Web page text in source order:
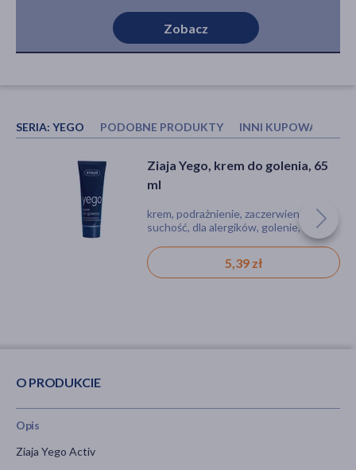
Zobacz
SERIA: YEGO PODOBNE PRODUKTY INNI KUPOWALI
L'Erboristica Uomo, Szampon,
żel pod prysznic dla mężczyzn,
żel, zabrudzenia
20,99 zł
Ziaja Yego Sport, żel pod
prysznic dla mężczyzn, 300 ml
żel, podrażnienie, suchość, dla
sportowców, dla wegan
9,99 zł
Ziaja Yego, krem do golenia, 65
ml
krem, podrażnienie, zaczerwienienie,
suchość, dla alergików, golenie, dla
5,39 zł
O PRODUKCIE
Opis
Ziaja Yego Activ